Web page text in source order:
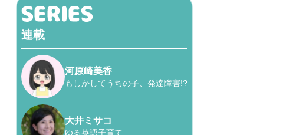
連載
河原崎美香
もしかしてうちの子、発達障害!?
大井ミサコ
ゆる英語子育て